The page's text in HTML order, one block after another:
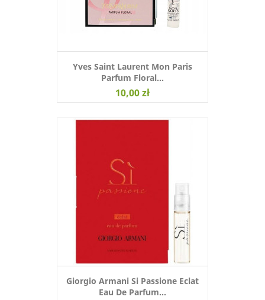
Yves Saint Laurent Mon Paris
Parfum Floral...
10,00 zł
Giorgio Armani Si Passione Eclat
Eau De Parfum...